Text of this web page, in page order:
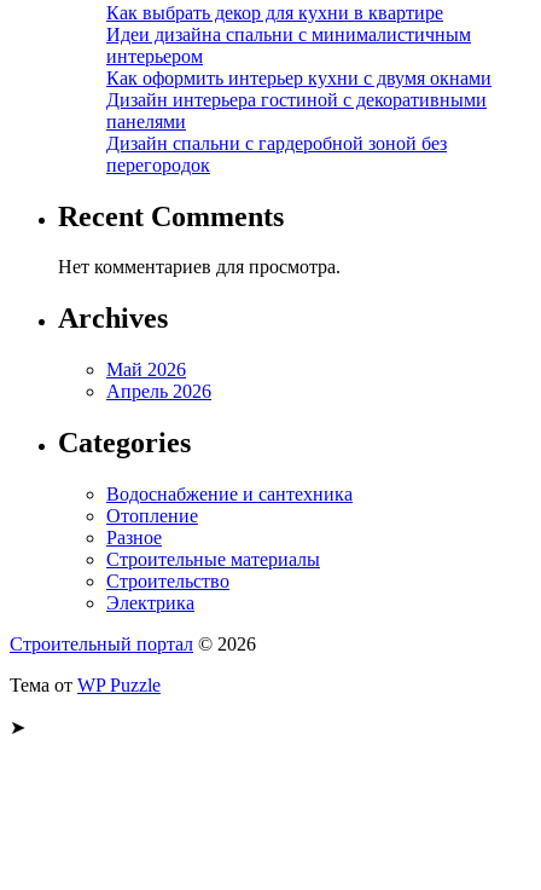
Как выбрать декор для кухни в квартире
Идеи дизайна спальни с минималистичным
интерьером
Как оформить интерьер кухни с двумя окнами
Дизайн интерьера гостиной с декоративными
панелями
Дизайн спальни с гардеробной зоной без
перегородок
Recent Comments
Нет комментариев для просмотра.
Archives
Май 2026
Апрель 2026
Categories
Водоснабжение и сантехника
Отопление
Разное
Строительные материалы
Строительство
Электрика
Строительный портал © 2026
Тема от WP Puzzle
➤